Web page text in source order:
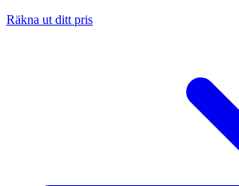
Räkna ut ditt pris